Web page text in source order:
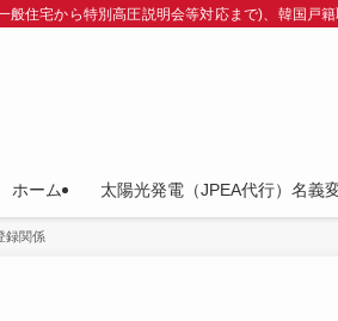
般住宅から特別高圧説明会等対応まで)、韓国戸
ホーム 太陽光発電（JPEA代行）名義
録関係